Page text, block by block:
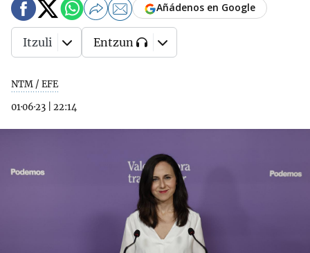
NTM / EFE
01·06·23
22:14
Añádenos en Google
Itzuli Entzun